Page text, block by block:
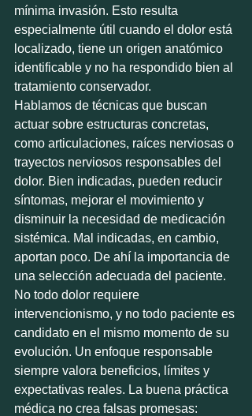
mínima invasión. Esto resulta
especialmente útil cuando el dolor está
localizado, tiene un origen anatómico
identificable y no ha respondido bien al
tratamiento conservador.
Hablamos de técnicas que buscan
actuar sobre estructuras concretas,
como articulaciones, raíces nerviosas o
trayectos nerviosos responsables del
dolor. Bien indicadas, pueden reducir
síntomas, mejorar el movimiento y
disminuir la necesidad de medicación
sistémica. Mal indicadas, en cambio,
aportan poco. De ahí la importancia de
una selección adecuada del paciente.
No todo dolor requiere
intervencionismo, y no todo paciente es
candidato en el mismo momento de su
evolución. Un enfoque responsable
siempre valora beneficios, límites y
expectativas reales. La buena práctica
médica no crea falsas promesas: